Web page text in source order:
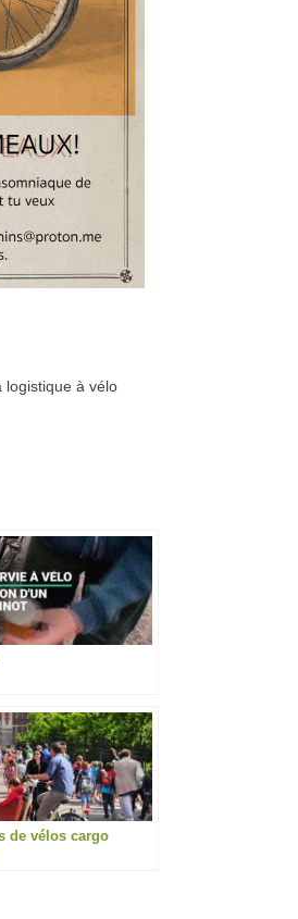
logistique à vélo
de vélos cargo